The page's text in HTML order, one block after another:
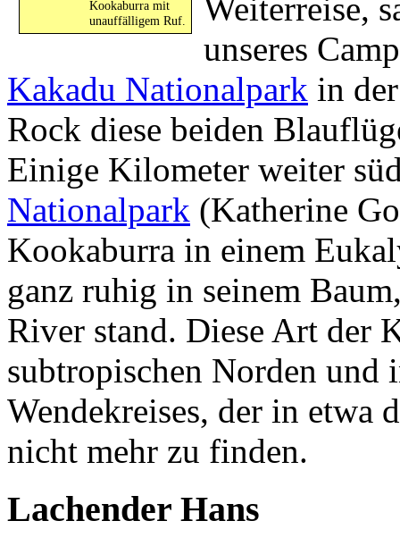
Kookaburra mit
unauffälligem Ruf.
Weiterreise,
unseres
Kakadu Nationalpark in
Rock diese beiden
Einige Kilometer weiter
Nationalpark (Katherine
Kookaburra in einem
ganz ruhig in seinem
River stand. Diese Art der
subtropischen Norden und
Wendekreises, der in etwa
nicht mehr zu finden.
Lachender Hans